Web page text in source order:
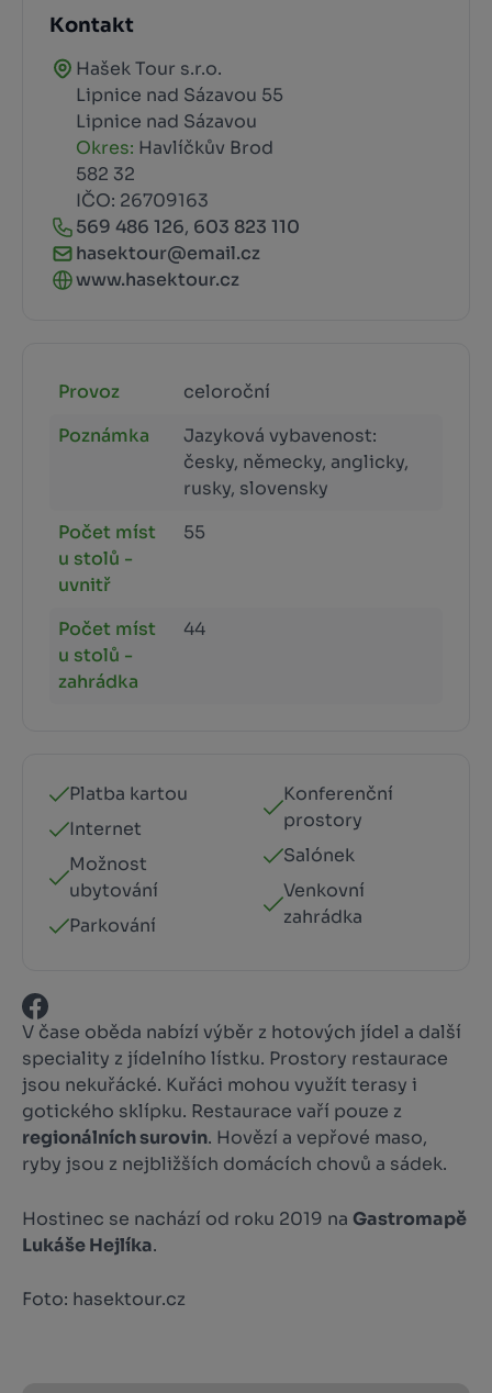
Kontakt
Hašek Tour s.r.o.
Lipnice nad Sázavou 55
Lipnice nad Sázavou
Okres: Havlíčkův Brod
582 32
IČO: 26709163
569 486 126, 603 823 110
hasektour@email.cz
www.hasektour.cz
Provoz
celoroční
Poznámka
Jazyková vybavenost:
česky, německy, anglicky,
rusky, slovensky
Počet míst
u stolů -
uvnitř
55
Počet míst
u stolů -
zahrádka
44
Platba kartou
Internet
Možnost
ubytování
Parkování
Konferenční
prostory
Salónek
Venkovní
zahrádka
V čase oběda nabízí výběr z hotových jídel a další
speciality z jídelního lístku. Prostory restaurace
jsou nekuřácké. Kuřáci mohou využít terasy i
gotického sklípku. Restaurace vaří pouze z
regionálních surovin. Hovězí a vepřové maso,
ryby jsou z nejbližších domácích chovů a sádek.
Hostinec se nachází od roku 2019 na Gastromapě
Lukáše Hejlíka.
Foto: hasektour.cz